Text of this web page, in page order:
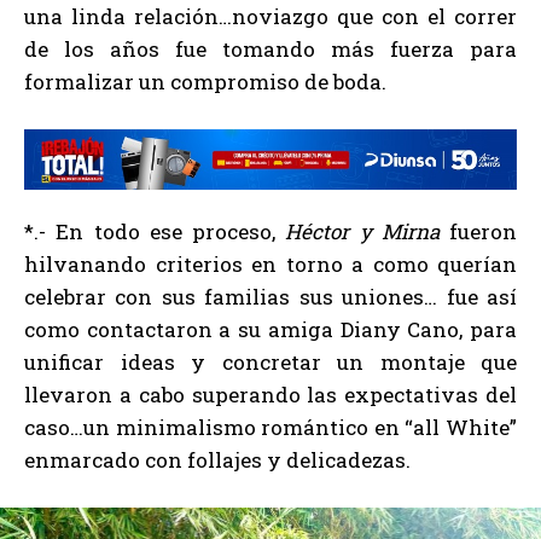
una linda relación…noviazgo que con el correr
de los años fue tomando más fuerza para
formalizar un compromiso de boda.
*.- En todo ese proceso,Héctor y Mirnafueron
hilvanando criterios en torno a como querían
celebrar con sus familias sus uniones… fue así
como contactaron a su amiga Diany Cano, para
unificar ideas y concretar un montaje que
llevaron a cabo superando las expectativas del
caso…un minimalismo romántico en “all White”
enmarcado con follajes y delicadezas.